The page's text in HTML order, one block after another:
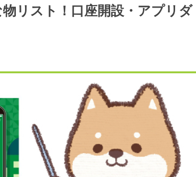
リスト！口座開設・アプリダ